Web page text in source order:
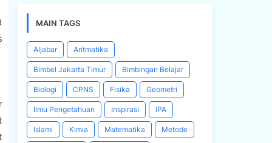
MAIN TAGS
Aljabar Aritmatika
Bimbel Jakarta Timur Bimbingan Belajar
Biologi CPNS Fisika Geometri
Ilmu Pengetahuan Inspirasi IPA
Islami Kimia Matematika Metode